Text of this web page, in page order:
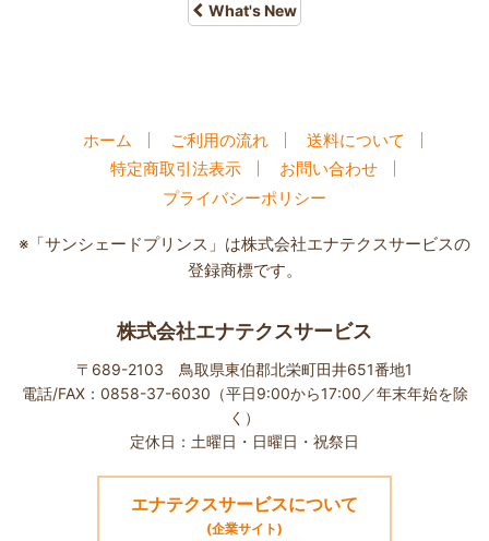
What's New
ホーム ご利用の流れ
送料について
特定商取引法表示
お問い合わせ
プライバシーポリシー
※「サンシェードプリンス」は株式会社エナテクスサービスの
登録商標です。
株式会社エナテクスサービス
〒689-2103 鳥取県東伯郡北栄町田井651番地1
電話/FAX：0858-37-6030（平日9:00から17:00／年末年始を除
く）
定休日：土曜日・日曜日・祝祭日
エナテクスサービスについて
(企業サイト)